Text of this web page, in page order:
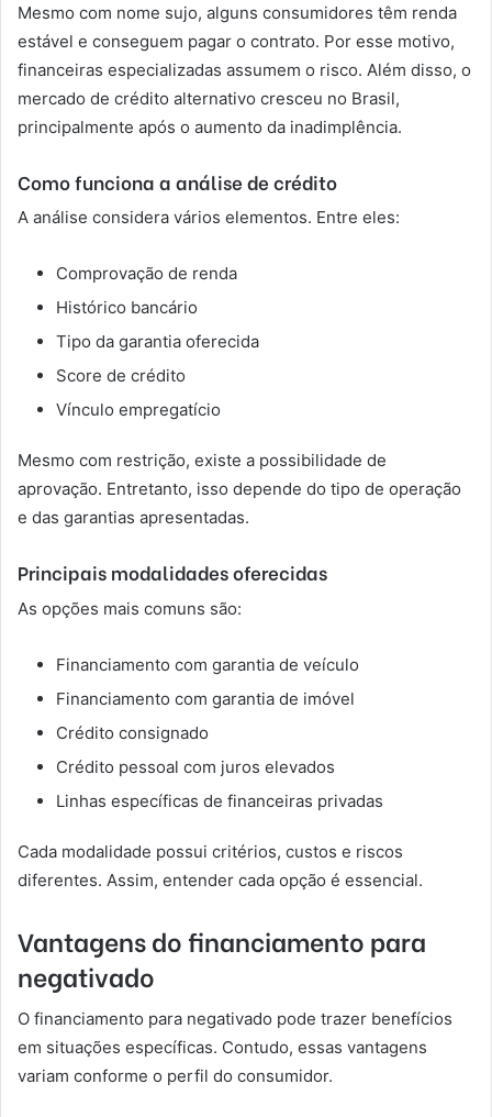
Mesmo com nome sujo, alguns consumidores têm renda
estável e conseguem pagar o contrato. Por esse motivo,
financeiras especializadas assumem o risco. Além disso, o
mercado de crédito alternativo cresceu no Brasil,
principalmente após o aumento da inadimplência.
Como funciona a análise de crédito
A análise considera vários elementos. Entre eles:
Comprovação de renda
Histórico bancário
Tipo da garantia oferecida
Score de crédito
Vínculo empregatício
Mesmo com restrição, existe a possibilidade de
aprovação. Entretanto, isso depende do tipo de operação
e das garantias apresentadas.
Principais modalidades oferecidas
As opções mais comuns são:
Financiamento com garantia de veículo
Financiamento com garantia de imóvel
Crédito consignado
Crédito pessoal com juros elevados
Linhas específicas de financeiras privadas
Cada modalidade possui critérios, custos e riscos
diferentes. Assim, entender cada opção é essencial.
Vantagens do financiamento para
negativado
O financiamento para negativado pode trazer benefícios
em situações específicas. Contudo, essas vantagens
variam conforme o perfil do consumidor.